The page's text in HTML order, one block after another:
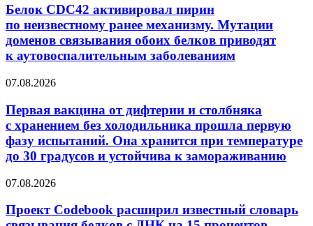
могли
незаметно
в цепочку
поставок
активировал
по неизвестному
ранее
механизму.
доменов
обоих
белков
приводят
к аутовоспалительным
заболеваниям
Белок CDC42 активировал пирин
по неизвестному ранее механизму. Мутации
доменов связывания обоих белков приводят
к аутовоспалительным заболеваниям
Первая
от дифтерии
и столбняка
с хранением
без
холодильника
первую
испытаний.
Она
07.08.2026
Первая вакцина от дифтерии и столбняка
с хранением без холодильника прошла первую
фазу испытаний. Она хранится при температуре
до 30 градусов и устойчива к замораживанию
Проект
расширил
известный
07.08.2026
Проект Codebook расширил известный словарь